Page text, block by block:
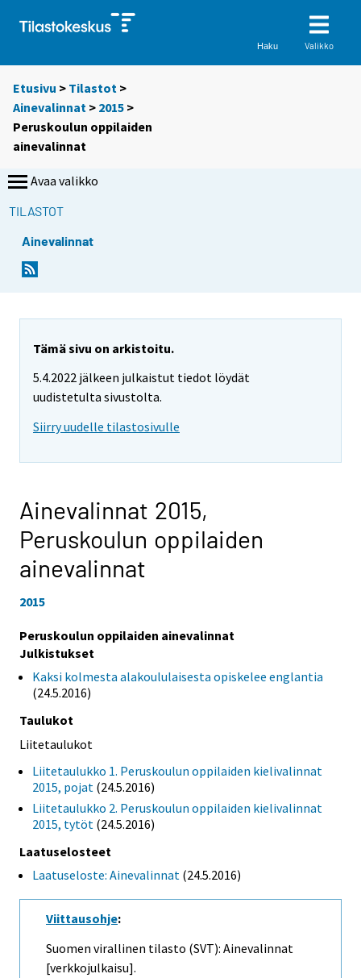
Haku Valikko
Etusivu > Tilastot >
Ainevalinnat > 2015 >
Peruskoulun oppilaiden
ainevalinnat
Avaa valikko
TILASTOT
Ainevalinnat
Tämä sivu on arkistoitu.
5.4.2022 jälkeen julkaistut tiedot löydät
uudistetulta sivustolta.
Siirry uudelle tilastosivulle
Ainevalinnat 2015,
Peruskoulun oppilaiden
ainevalinnat
2015
Peruskoulun oppilaiden ainevalinnat
Julkistukset
Kaksi kolmesta alakoululaisesta opiskelee englantia
(24.5.2016)
Taulukot
Liitetaulukot
Liitetaulukko 1. Peruskoulun oppilaiden kielivalinnat
2015, pojat (24.5.2016)
Liitetaulukko 2. Peruskoulun oppilaiden kielivalinnat
2015, tytöt (24.5.2016)
Laatuselosteet
Laatuseloste: Ainevalinnat (24.5.2016)
Viittausohje:
Suomen virallinen tilasto (SVT): Ainevalinnat
[verkkojulkaisu].